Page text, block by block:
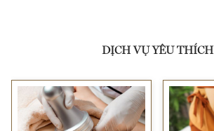
DỊCH VỤ YÊU THÍCH